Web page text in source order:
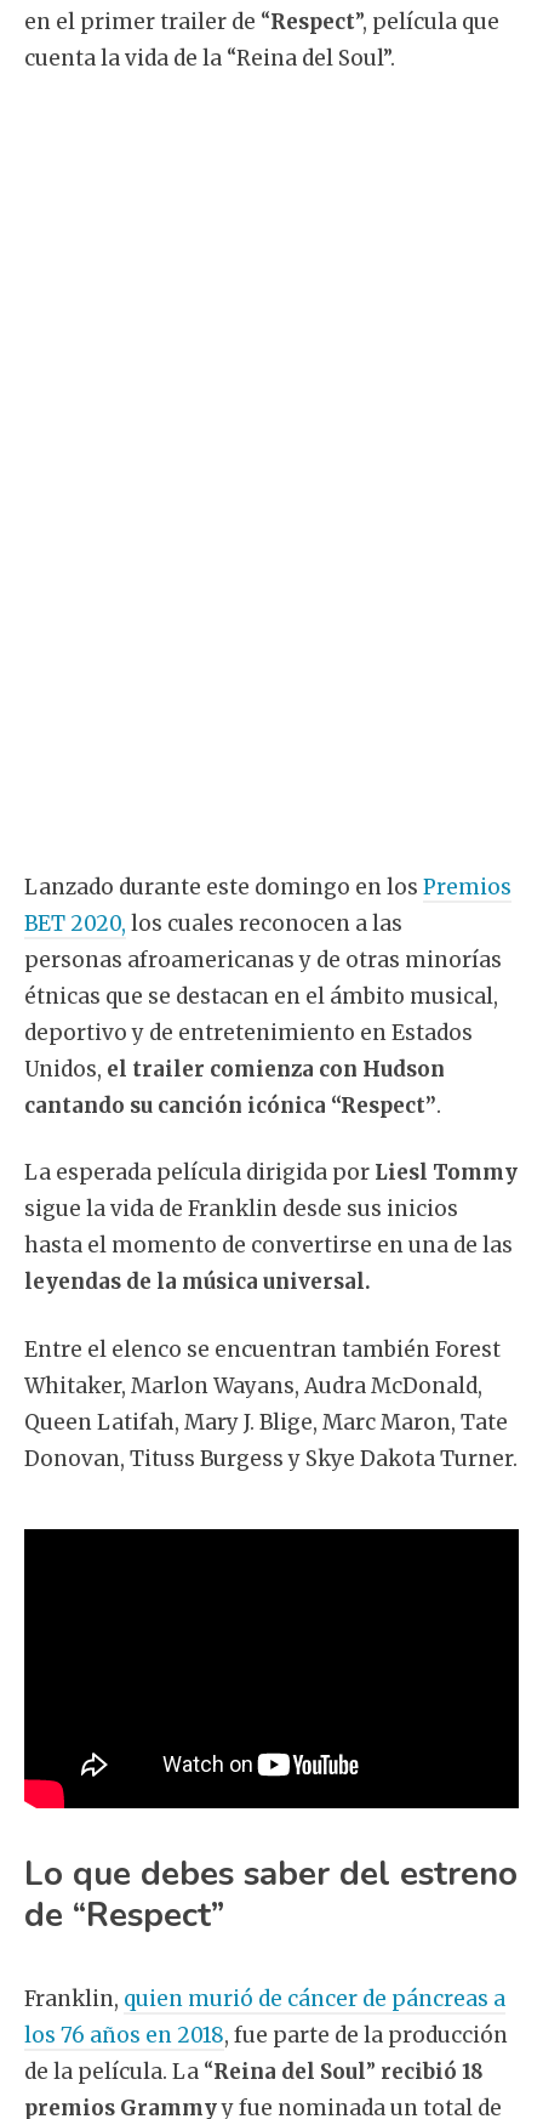
en el primer trailer de “Respect”, película que
cuenta la vida de la “Reina del Soul”.
Lanzado durante este domingo en los Premios
BET 2020, los cuales reconocen a las
personas afroamericanas y de otras minorías
étnicas que se destacan en el ámbito musical,
deportivo y de entretenimiento en Estados
Unidos, el trailer comienza con Hudson
cantando su canción icónica “Respect”.
La esperada película dirigida por Liesl Tommy
sigue la vida de Franklin desde sus inicios
hasta el momento de convertirse en una de las
leyendas de la música universal.
Entre el elenco se encuentran también Forest
Whitaker, Marlon Wayans, Audra McDonald,
Queen Latifah, Mary J. Blige, Marc Maron, Tate
Donovan, Tituss Burgess y Skye Dakota Turner.
Lo que debes saber del estreno
de “Respect”
Franklin, quien murió de cáncer de páncreas a
los 76 años en 2018, fue parte de la producción
de la película. La “Reina del Soul” recibió 18
premios Grammyy fue nominada un total de